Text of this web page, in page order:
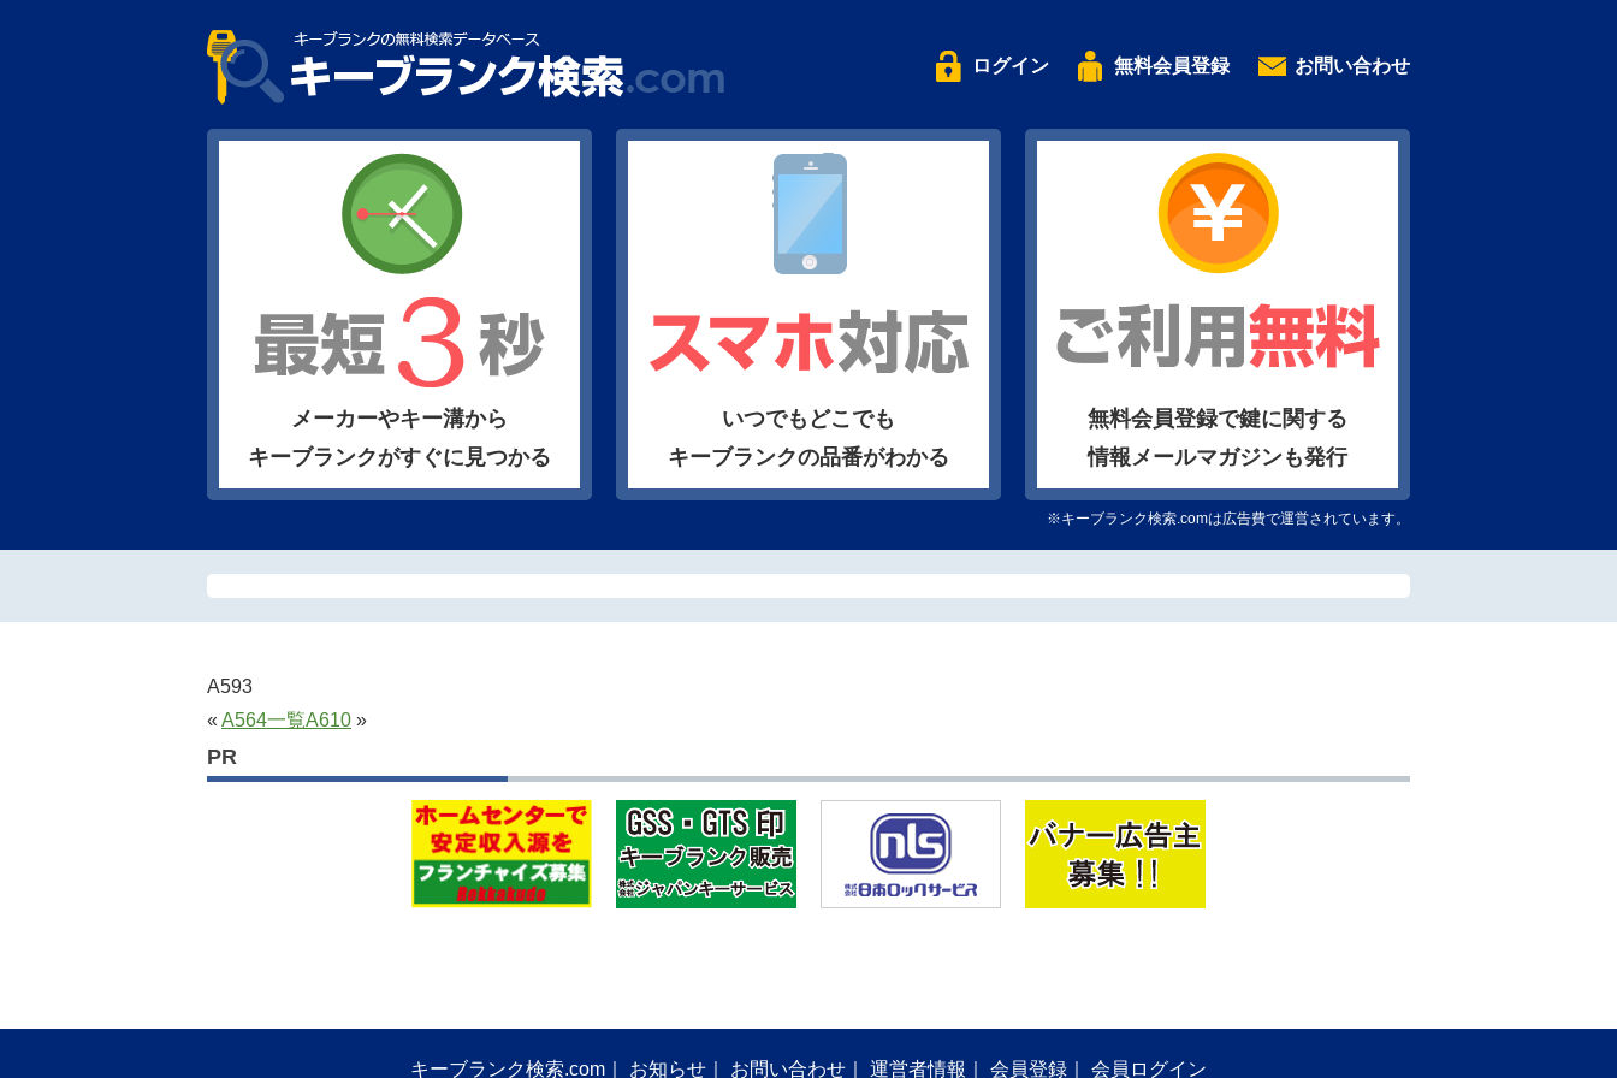
ログイン 無料会員登録 お問い合わせ
メーカーやキー溝から
キーブランクがすぐに見つかる
いつでもどこでも
キーブランクの品番がわかる
無料会員登録で鍵に関する
情報メールマガジンも発行
※キーブランク検索.comは広告費で運営されています。
A593
« A564一覧A610 »
PR
キーブランク検索.com お知らせ お問い合わせ 運営者情報 会員登録 会員ログイン